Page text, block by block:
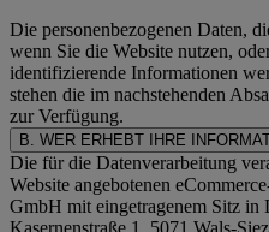
Die personenbezogenen Daten,
wenn Sie die Website nutzen,
identifizierende Informationen
stehen die im nachstehenden
zur Verfügung.
B. WER ERHEBT IHRE
Die für die Datenverarbeitung
Website angebotenen
GmbH mit eingetragenem Sitz in
Kasernenstraße 1, 5071 Wals-